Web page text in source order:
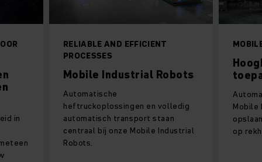
RELIABLE AND EFFICIENT
PROCESSES
Mobile Industrial Robots
Automatische
heftruckoplossingen en volledig
automatisch transport staan
centraal bij onze Mobile Industrial
Robots.
Mobile
op
in